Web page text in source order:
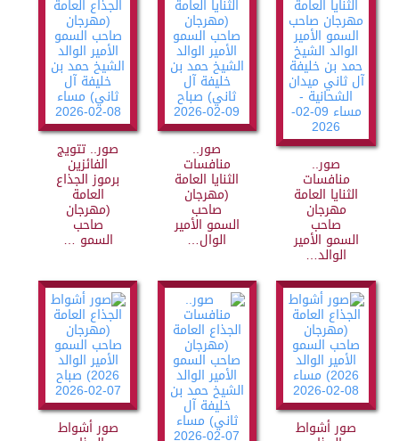
صور..
منافسات
الثنايا العامة
مهرجان
صاحب
السمو الأمير
الوالد…
صور..
منافسات
الثنايا العامة
(مهرجان
صاحب
السمو الأمير
الوال…
صور.. تتويج
الفائزين
برموز الجذاع
العامة
(مهرجان
صاحب
السمو …
صور أشواط صور أشواط